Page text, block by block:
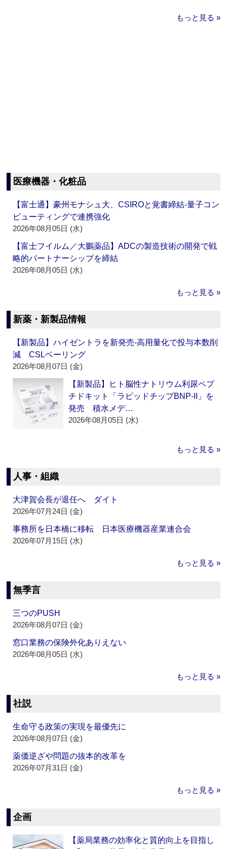
もっと見る »
医療機器・化粧品
【富士通】豪州モナシュ大、CSIROと覚書締結‐量子コン
ピューティングで連携強化
2026年08月05日 (水)
【富士フイルム／大鵬薬品】ADCの製造技術の開発で戦
略的パートナーシップを締結
2026年08月05日 (水)
もっと見る »
新薬・新製品情報
【新製品】ハイゼントラを新発売‐高用量化で投与本数削
減 CSLベーリング
2026年08月07日 (金)
【新製品】ヒト脳性ナトリウム利尿ペプ
チドキット「ラピッドチップBNP-II」を
発売 積水メデ…
2026年08月05日 (水)
もっと見る »
人事・組織
大津賀会長が退任へ ダイト
2026年07月24日 (金)
事務所を日本橋に移転 日本医療機器産業連合会
2026年07月15日 (水)
もっと見る »
無季言
三つのPUSH
2026年08月07日 (金)
窓口業務の保険外化ありえない
2026年08月05日 (水)
もっと見る »
社説
生命守る政策の実現を最優先に
2026年08月07日 (金)
薬価逆ざや問題の抜本的改革を
2026年07月31日 (金)
もっと見る »
企画
【薬局業務の効率化と質的向上を目指し